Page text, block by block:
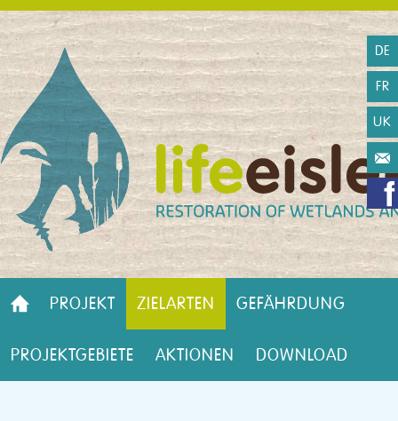
PROJEKT ZIELARTEN GEFÄHRDUNG
PROJEKTGEBIETE AKTIONEN DOWNLOAD
DE
FR
UK